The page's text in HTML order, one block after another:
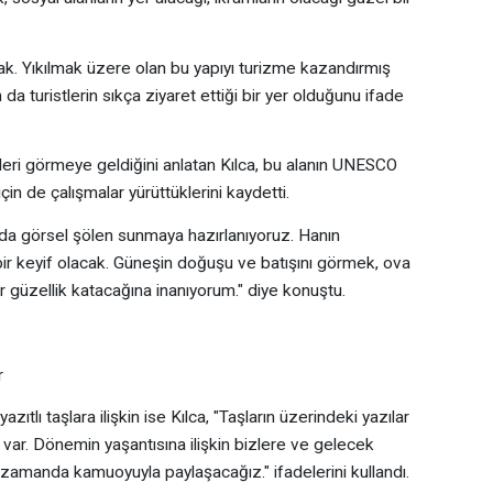
Yıkılmak üzere olan bu yapıyı turizme kazandırmış
da turistlerin sıkça ziyaret ettiği bir yer olduğunu ifade
görmeye geldiğini anlatan Kılca, bu alanın UNESCO
de çalışmalar yürüttüklerini kaydetti.
görsel şölen sunmaya hazırlanıyoruz. Hanın
keyif olacak. Güneşin doğuşu ve batışını görmek, ova
katacağına inanıyorum." diye konuştu.
taşlara ilişkin ise Kılca, "Taşların üzerindeki yazılar
Dönemin yaşantısına ilişkin bizlere ve gelecek
kamuoyuyla paylaşacağız." ifadelerini kullandı.